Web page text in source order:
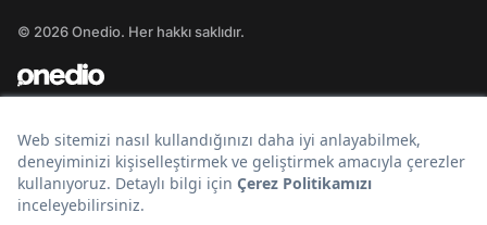
© 2026 Onedio. Her hakkı saklıdır.
Bir markasıdır.